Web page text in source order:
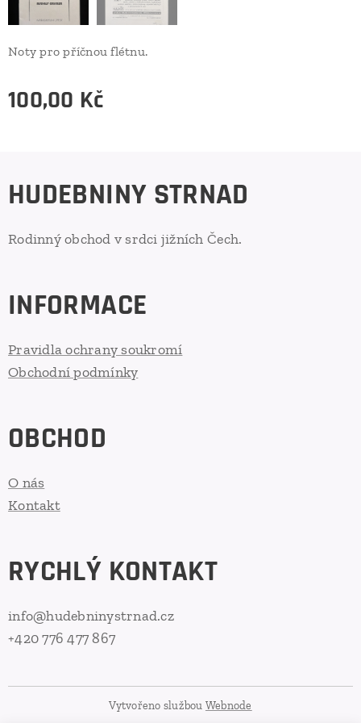
Noty pro příčnou flétnu.
100,00 Kč
HUDEBNINY STRNAD
Rodinný obchod v srdci jižních Čech.
INFORMACE
Pravidla ochrany soukromí
Obchodní podmínky
OBCHOD
O nás
Kontakt
RYCHLÝ KONTAKT
info@hudebninystrnad.cz
+420 776 477 867
Vytvořeno službou Webnode